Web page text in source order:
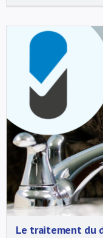
Le traitement du